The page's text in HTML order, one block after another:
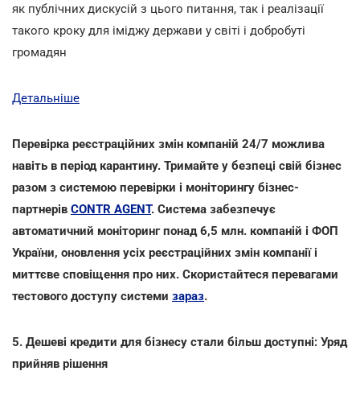
як публічних дискусій з цього питання, так і реалізації
такого кроку для іміджу держави у світі і добробуті
громадян
Детальніше
Перевірка реєстраційних змін компаній 24/7 можлива
навіть в період карантину. Тримайте у безпеці свій бізнес
разом з системою перевірки і моніторингу бізнес-
партнерів CONTR AGENT. Система забезпечує
автоматичний моніторинг понад 6,5 млн. компаній і ФОП
України, оновлення усіх реєстраційних змін компанії і
миттєве сповіщення про них. Скористайтеся перевагами
тестового доступу системи зараз.
5. Дешеві кредити для бізнесу стали більш доступні: Уряд
прийняв рішення